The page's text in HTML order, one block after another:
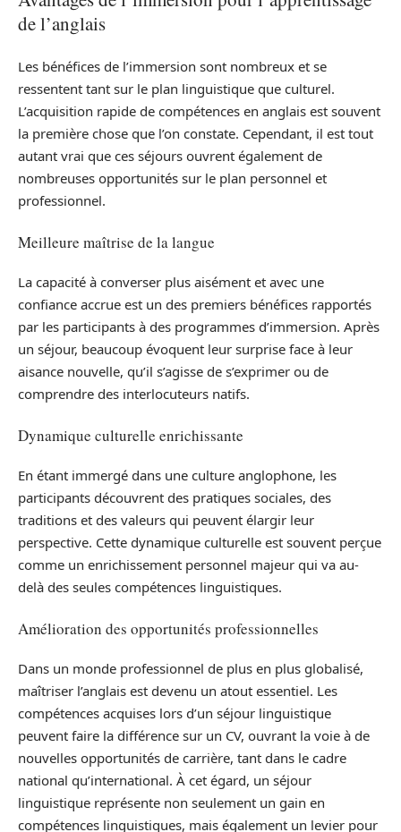
de l’anglais
Les bénéfices de l’immersion sont nombreux et se
ressentent tant sur le plan linguistique que culturel.
L’acquisition rapide de compétences en anglais est souvent
la première chose que l’on constate. Cependant, il est tout
autant vrai que ces séjours ouvrent également de
nombreuses opportunités sur le plan personnel et
professionnel.
Meilleure maîtrise de la langue
La capacité à converser plus aisément et avec une
confiance accrue est un des premiers bénéfices rapportés
par les participants à des programmes d’immersion. Après
un séjour, beaucoup évoquent leur surprise face à leur
aisance nouvelle, qu’il s’agisse de s’exprimer ou de
comprendre des interlocuteurs natifs.
Dynamique culturelle enrichissante
En étant immergé dans une culture anglophone, les
participants découvrent des pratiques sociales, des
traditions et des valeurs qui peuvent élargir leur
perspective. Cette dynamique culturelle est souvent perçue
comme un enrichissement personnel majeur qui va au-
delà des seules compétences linguistiques.
Amélioration des opportunités professionnelles
Dans un monde professionnel de plus en plus globalisé,
maîtriser l’anglais est devenu un atout essentiel. Les
compétences acquises lors d’un séjour linguistique
peuvent faire la différence sur un CV, ouvrant la voie à de
nouvelles opportunités de carrière, tant dans le cadre
national qu’international. À cet égard, un séjour
linguistique représente non seulement un gain en
compétences linguistiques, mais également un levier pour